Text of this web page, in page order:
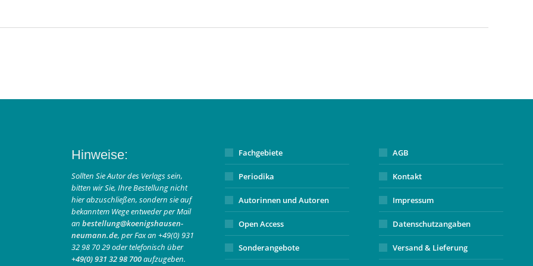
Hinweise:
Sollten Sie Autor des Verlags sein,
bitten wir Sie, Ihre Bestellung nicht
hier abzuschließen, sondern sie auf
bekanntem Wege entweder per Mail
an bestellung@koenigshausen-
neumann.de, per Fax an +49(0) 931
32 98 70 29 oder telefonisch über
+49(0) 931 32 98 700aufzugeben.
Fachgebiete
Periodika
Autorinnen und Autoren
Open Access
Sonderangebote
AGB
Kontakt
Impressum
Datenschutzangaben
Versand & Lieferung